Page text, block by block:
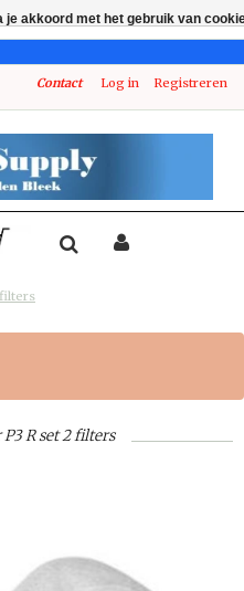
Contact Log in Registreren
R set 2 filters
je akkoord met het gebruik van